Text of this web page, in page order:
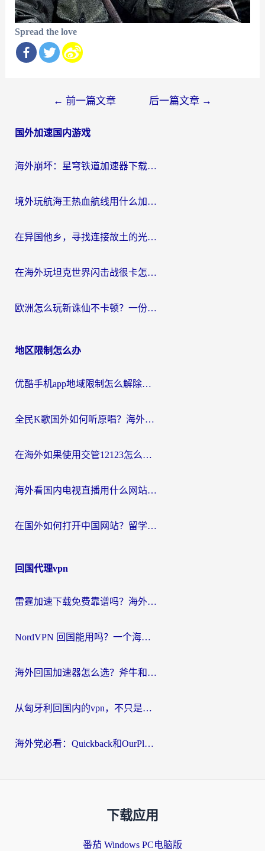
Spread the love
导
← 前一篇文章 后一篇文章 →
国外加速国内游戏
海外崩坏：星穹铁道加速器下载安装：一份给游子的终极网络指南
境外玩航海王热血航线用什么加速器？2026海外玩家实测最优方案（附欧洲问道堡垒前线加速技巧）
在异国他乡，寻找连接故土的光明大陆免费加速器
在海外玩坦克世界闪击战很卡怎么办？老玩家亲测有效的加速器选择指南
欧洲怎么玩新诛仙不卡顿？一份给海外游子的国服游戏畅玩指南
地区限制怎么办
优酷手机app地域限制怎么解除？海外党亲测有效的追剧方案
全民K歌国外如何听原唱？海外党亲测有效的回国加速器选择指南
在海外如果使用交管12123怎么处理？留学生亲测有效的回国加速方案
海外看国内电视直播用什么网站比较好？一篇解决你所有追剧难题的实用指南
在国外如何打开中国网站？留学生与海外华人的无缝访问指南
回国代理vpn
雷霆加速下载免费靠谱吗？海外党选回国加速器的避坑指南（附热门工具对比）
NordVPN 回国能用吗？一个海外用户必须面对的真实困境
海外回国加速器怎么选？斧牛和海龟哪个好？一篇帮你避开坑的实用指南
从匈牙利回国内的vpn，不只是为了刷剧那么简单
海外党必看：Quickback和OurPlay好用吗？3分钟选对回国加速器，无缝刷剧玩游戏
下载应用
番茄 Windows PC电脑版